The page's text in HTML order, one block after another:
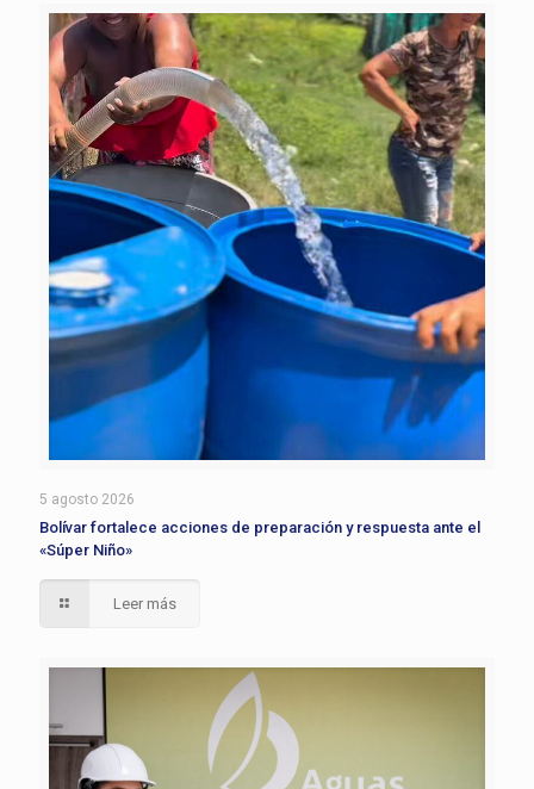
5 agosto 2026
Bolívar fortalece acciones de preparación y respuesta ante el
«Súper Niño»
Leer más